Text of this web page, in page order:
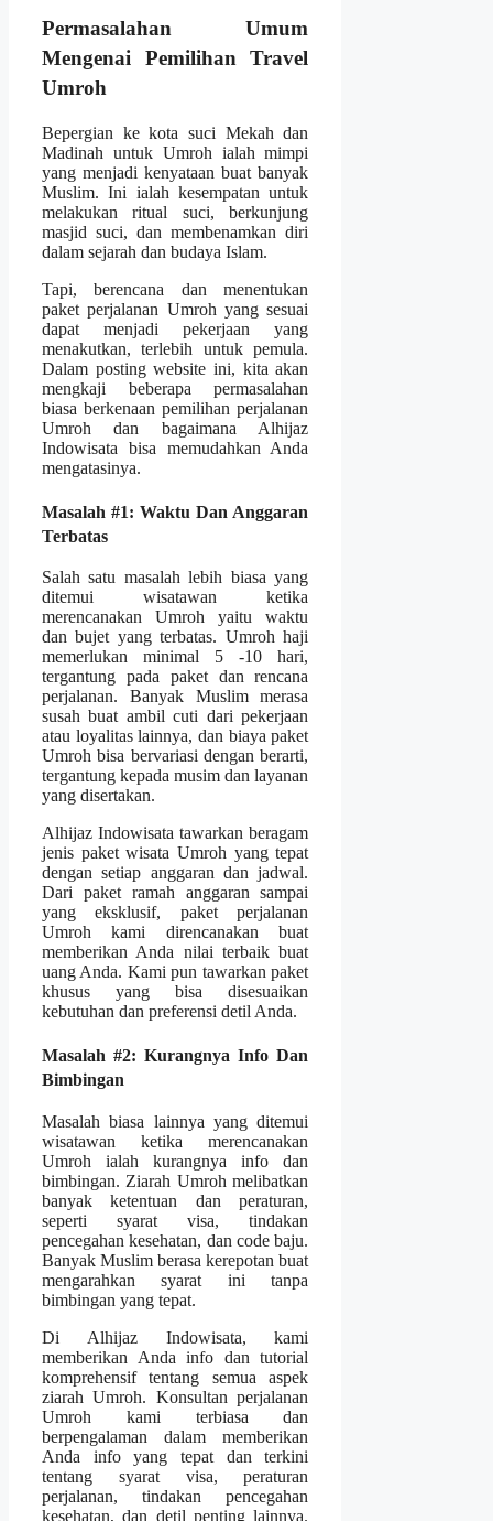
Permasalahan Umum
Mengenai Pemilihan Travel
Umroh
Bepergian ke kota suci Mekah dan
Madinah untuk Umroh ialah mimpi
yang menjadi kenyataan buat banyak
Muslim. Ini ialah kesempatan untuk
melakukan ritual suci, berkunjung
masjid suci, dan membenamkan diri
dalam sejarah dan budaya Islam.
Tapi, berencana dan menentukan
paket perjalanan Umroh yang sesuai
dapat menjadi pekerjaan yang
menakutkan, terlebih untuk pemula.
Dalam posting website ini, kita akan
mengkaji beberapa permasalahan
biasa berkenaan pemilihan perjalanan
Umroh dan bagaimana Alhijaz
Indowisata bisa memudahkan Anda
mengatasinya.
Masalah #1: Waktu Dan Anggaran
Terbatas
Salah satu masalah lebih biasa yang
ditemui wisatawan ketika
merencanakan Umroh yaitu waktu
dan bujet yang terbatas. Umroh haji
memerlukan minimal 5 -10 hari,
tergantung pada paket dan rencana
perjalanan. Banyak Muslim merasa
susah buat ambil cuti dari pekerjaan
atau loyalitas lainnya, dan biaya paket
Umroh bisa bervariasi dengan berarti,
tergantung kepada musim dan layanan
yang disertakan.
Alhijaz Indowisata tawarkan beragam
jenis paket wisata Umroh yang tepat
dengan setiap anggaran dan jadwal.
Dari paket ramah anggaran sampai
yang eksklusif, paket perjalanan
Umroh kami direncanakan buat
memberikan Anda nilai terbaik buat
uang Anda. Kami pun tawarkan paket
khusus yang bisa disesuaikan
kebutuhan dan preferensi detil Anda.
Masalah #2: Kurangnya Info Dan
Bimbingan
Masalah biasa lainnya yang ditemui
wisatawan ketika merencanakan
Umroh ialah kurangnya info dan
bimbingan. Ziarah Umroh melibatkan
banyak ketentuan dan peraturan,
seperti syarat visa, tindakan
pencegahan kesehatan, dan code baju.
Banyak Muslim berasa kerepotan buat
mengarahkan syarat ini tanpa
bimbingan yang tepat.
Di Alhijaz Indowisata, kami
memberikan Anda info dan tutorial
komprehensif tentang semua aspek
ziarah Umroh. Konsultan perjalanan
Umroh kami terbiasa dan
berpengalaman dalam memberikan
Anda info yang tepat dan terkini
tentang syarat visa, peraturan
perjalanan, tindakan pencegahan
kesehatan, dan detil penting lainnya.